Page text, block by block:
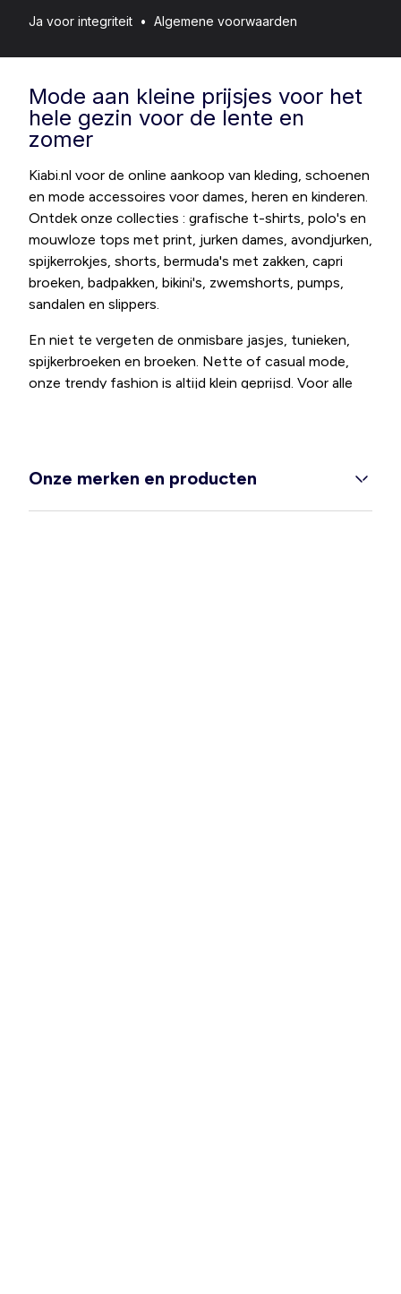
Ja voor integriteit • Algemene voorwaarden
Mode aan kleine prijsjes voor het
hele gezin voor de lente en
zomer
Kiabi.nl voor de online aankoop van kleding, schoenen
en mode accessoires voor dames, heren en kinderen.
Ontdek onze collecties : grafische t-shirts, polo's en
mouwloze tops met print, jurken dames, avondjurken,
spijkerrokjes, shorts, bermuda's met zakken, capri
broeken, badpakken, bikini's, zwemshorts, pumps,
sandalen en slippers.
En niet te vergeten de onmisbare jasjes, tunieken,
spijkerbroeken en broeken. Nette of casual mode,
onze trendy fashion is altijd klein geprijsd. Voor alle
onze afdeling grote maten mode voor dames (jurken,
tops, tunieken, lingerie) en heren (t-shirts,
overhemden, kostuums, broeken). Voor al uw
Onze merken en producten